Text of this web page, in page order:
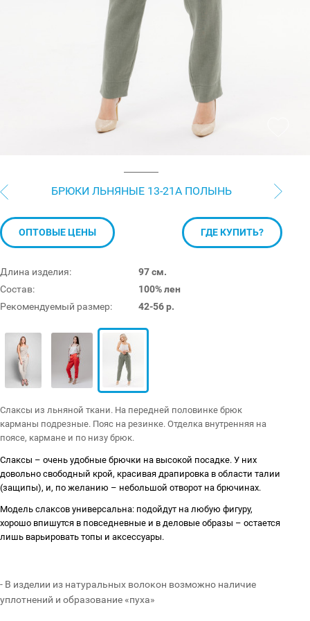
БРЮКИ ЛЬНЯНЫЕ 13-21А ПОЛЫНЬ
Длина изделия:
97 см.
Состав:
100% лен
Рекомендуемый размер:
42-56 р.
ОПТОВЫЕ ЦЕНЫ ГДЕ КУПИТЬ?
​Слаксы из льняной ткани. На передней половинке брюк
карманы подрезные. Пояс на резинке. Отделка внутренняя на
поясе, кармане и по низу брюк.
Слаксы – очень удобные брючки на высокой посадке. У них
довольно свободный крой, красивая драпировка в области талии
(защипы), и, по желанию – небольшой отворот на брючинах.
Модель слаксов универсальна: подойдут на любую фигуру,
хорошо впишутся в повседневные и в деловые образы – остается
лишь варьировать топы и аксессуары.
- В изделии из натуральных волокон возможно наличие
уплотнений и образование «пуха»